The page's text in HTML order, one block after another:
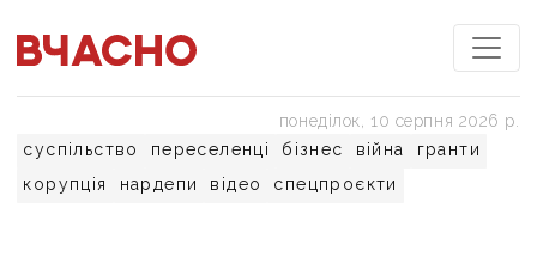
суспільство переселенці бізнес війна
гранти
корупція
нардепи відео спецпроєкти
понеділок, 10 серпня 2026 р.